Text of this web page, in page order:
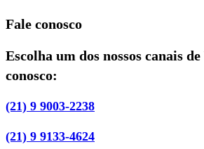
Fale conosco
Escolha um dos nossos canais
conosco:
(21) 9 9003-2238
(21) 9 9133-4624